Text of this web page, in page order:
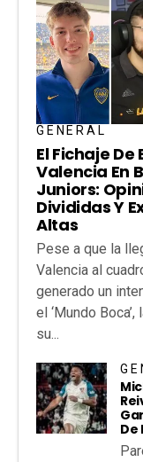
GENERAL
El Fichaje De
Valencia En
Juniors:
Divididas Y
Altas
Pese a que la
Valencia al
generado un
el ‘Mundo
su...
De